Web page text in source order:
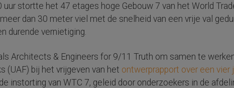
stortte het 47 etages hoge Gebouw 7 van het World
dan 30 meter viel met de snelheid van een vrije val
durende vernietiging.
Architects & Engineers for 9/11 Truth om samen te
(UAF) bij het vrijgeven van het ontwerprapport over een vier
instorting van WTC 7, geleid door onderzoekers in de